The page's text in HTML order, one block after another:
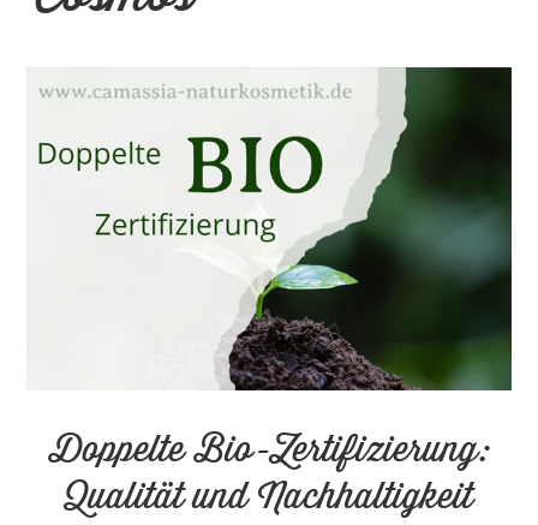
Doppelte Bio-Zertifizierung:
Qualität und Nachhaltigkeit